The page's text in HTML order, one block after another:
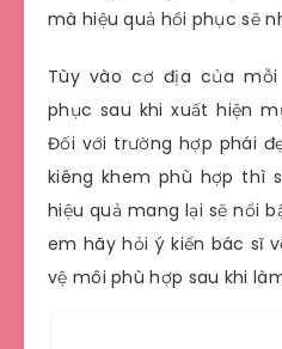
mà hiệu quả hồi phục sẽ
Tùy vào cơ địa của
phục sau khi xuất hiện
Đối với trường hợp phái
kiêng khem phù hợp thì
hiệu quả mang lại sẽ nổi
em hãy hỏi ý kiến bác sĩ
vệ môi phù hợp sau khi